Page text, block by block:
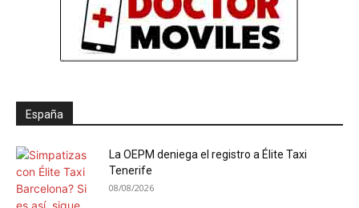
España
La OEPM deniega el registro a Élite Taxi
Tenerife
08/08/2026